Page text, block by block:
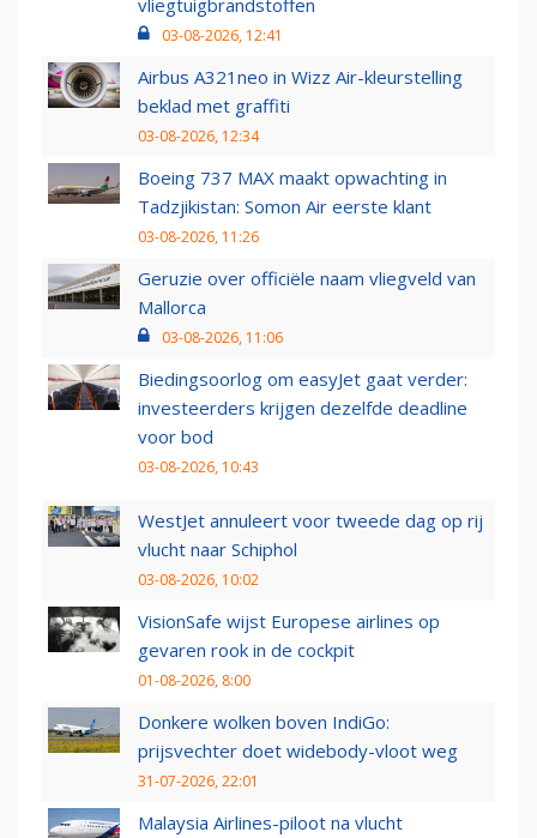
vliegtuigbrandstoffen
03-08-2026, 12:41
Airbus A321neo in Wizz Air-kleurstelling
beklad met graffiti
03-08-2026, 12:34
Boeing 737 MAX maakt opwachting in
Tadzjikistan: Somon Air eerste klant
03-08-2026, 11:26
Geruzie over officiële naam vliegveld van
Mallorca
03-08-2026, 11:06
Biedingsoorlog om easyJet gaat verder:
investeerders krijgen dezelfde deadline
voor bod
03-08-2026, 10:43
WestJet annuleert voor tweede dag op rij
vlucht naar Schiphol
03-08-2026, 10:02
VisionSafe wijst Europese airlines op
gevaren rook in de cockpit
01-08-2026, 8:00
Donkere wolken boven IndiGo:
prijsvechter doet widebody-vloot weg
31-07-2026, 22:01
Malaysia Airlines-piloot na vlucht